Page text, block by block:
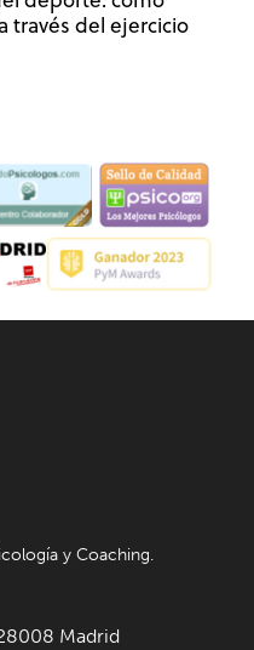
través del ejercicio
y Coaching.
Madrid